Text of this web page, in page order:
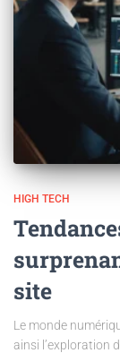
HIGH TECH
site
Le monde
ainsi l’exploration